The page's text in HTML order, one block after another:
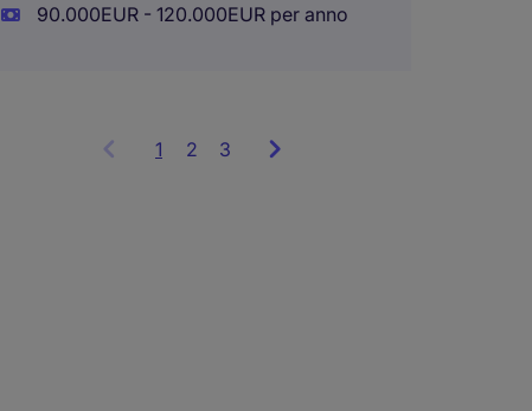
90.000EUR - 120.000EUR per anno
1 Showing
2 3